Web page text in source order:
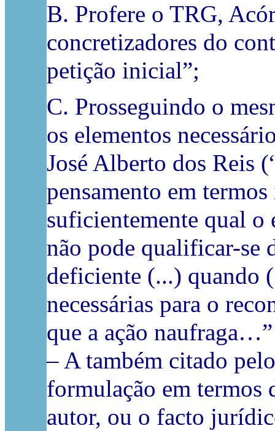
B. Profere o TRG,
concretizadores do
petição inicial”;
C. Prosseguindo o
os elementos
José Alberto dos Reis
pensamento em
suficientemente qual o
não pode qualificar-se
deficiente (...) quando
necessárias para o
que a ação
– A também citado
formulação em termos
autor, ou o facto